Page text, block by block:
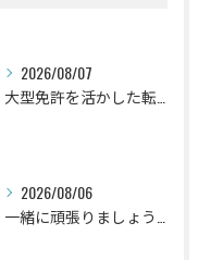
2026/08/07
2026/08/06